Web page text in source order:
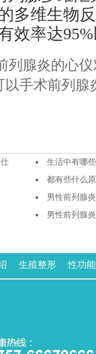
多维生物
效率达
列腺炎的心
以手术前列腺
生活中有哪
都有些什么
男性前列腺
男性前列腺
生殖整形 性功